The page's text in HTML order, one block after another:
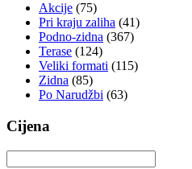
Akcije (75)
Pri kraju zaliha (41)
Podno-zidna (367)
Terase (124)
Veliki formati (115)
Zidna (85)
Po Narudžbi (63)
Cijena